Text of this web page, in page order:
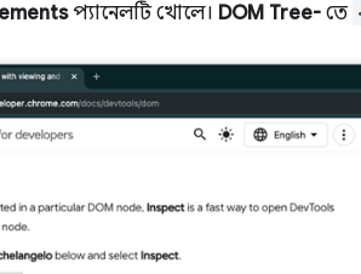
প্যানেলটি খোলে। DOM Tree- তে